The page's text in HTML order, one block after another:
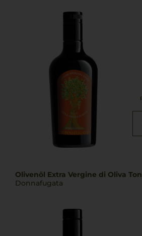
Olivenöl Extra Vergine di Oliva
Donnafugata